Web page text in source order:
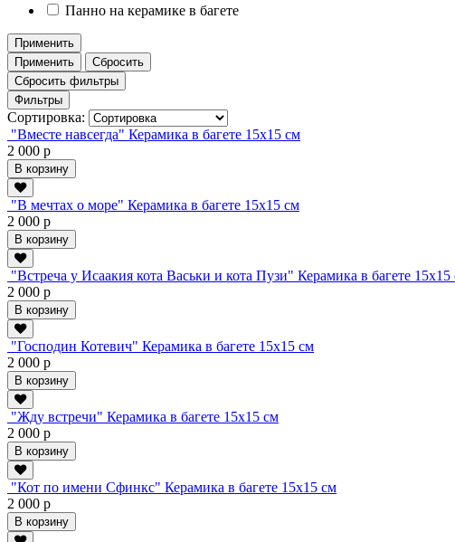
Панно на керамике в багете
Применить
Применить
Сбросить
Сбросить фильтры
Фильтры
Сортировка:
"Вместе навсегда" Керамика в багете 15х15 см
2 000 р
В корзину
"В мечтах о море" Керамика в багете 15х15 см
2 000 р
В корзину
"Встреча у Исаакия кота Васьки и кота Пузи" Керамика в багете 15х15
2 000 р
В корзину
"Господин Котевич" Керамика в багете 15х15 см
2 000 р
В корзину
"Жду встречи" Керамика в багете 15х15 см
2 000 р
В корзину
"Кот по имени Сфинкс" Керамика в багете 15х15 см
2 000 р
В корзину